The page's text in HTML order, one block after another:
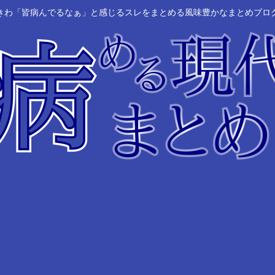
わ「皆病んでるなぁ」と感じるスレをまとめる風味豊かなまとめブロ